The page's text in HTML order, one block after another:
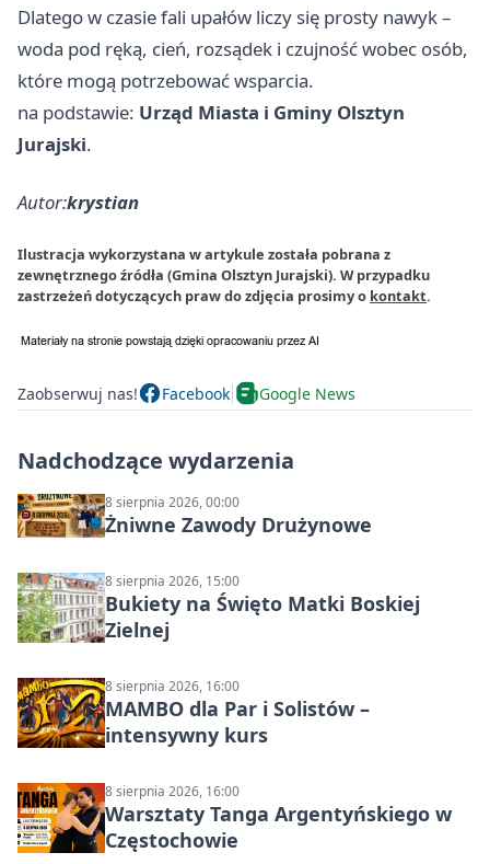
Dlatego w czasie fali upałów liczy się prosty nawyk –
woda pod ręką, cień, rozsądek i czujność wobec osób,
które mogą potrzebować wsparcia.
na podstawie: Urząd Miasta i Gminy Olsztyn
Jurajski.
Autor:krystian
Ilustracja wykorzystana w artykule została pobrana z
zewnętrznego źródła (Gmina Olsztyn Jurajski). W przypadku
zastrzeżeń dotyczących praw do zdjęcia prosimy o kontakt.
Zaobserwuj nas! Facebook Google News
Nadchodzące wydarzenia
8 sierpnia 2026, 00:00
Żniwne Zawody Drużynowe
8 sierpnia 2026, 15:00
Bukiety na Święto Matki Boskiej
Zielnej
8 sierpnia 2026, 16:00
MAMBO dla Par i Solistów –
intensywny kurs
8 sierpnia 2026, 16:00
Warsztaty Tanga Argentyńskiego w
Częstochowie